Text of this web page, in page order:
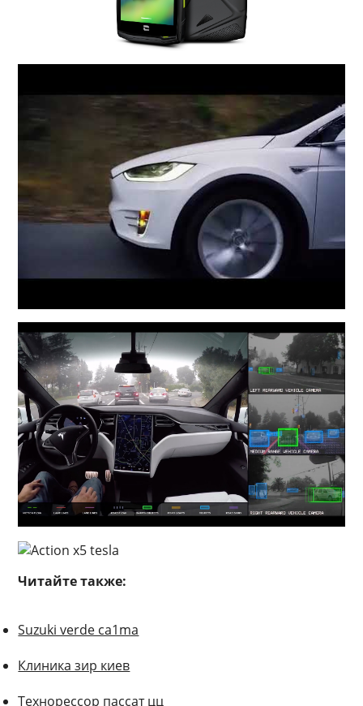
Читайте также:
Suzuki verde ca1ma
Клиника зир киев
Технорессор пассат цц